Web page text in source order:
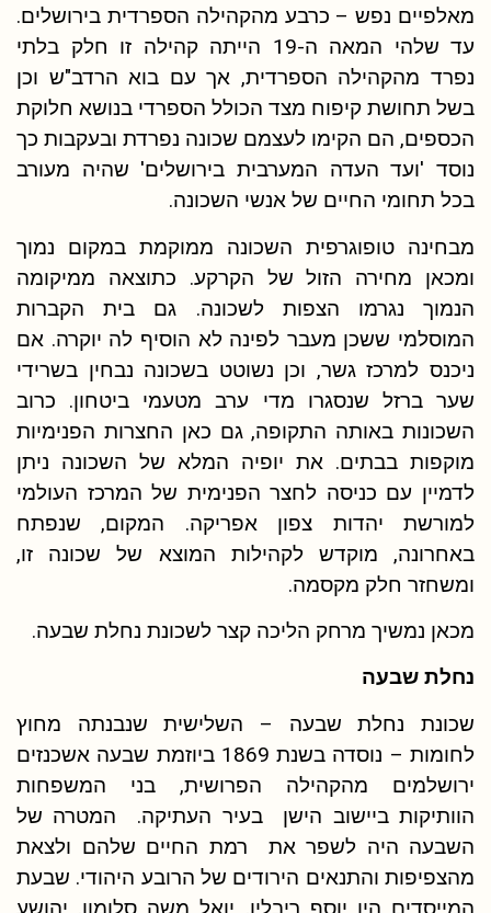
מאלפיים נפש – כרבע מהקהילה הספרדית בירושלים.
עד שלהי המאה ה-19 הייתה קהילה זו חלק בלתי
נפרד מהקהילה הספרדית, אך עם בוא הרדב"ש וכן
בשל תחושת קיפוח מצד הכולל הספרדי בנושא חלוקת
הכספים, הם הקימו לעצמם שכונה נפרדת ובעקבות כך
נוסד 'ועד העדה המערבית בירושלים' שהיה מעורב
בכל תחומי החיים של אנשי השכונה.
מבחינה טופוגרפית השכונה ממוקמת במקום נמוך
ומכאן מחירה הזול של הקרקע. כתוצאה ממיקומה
הנמוך נגרמו הצפות לשכונה. גם בית הקברות
המוסלמי ששכן מעבר לפינה לא הוסיף לה יוקרה. אם
ניכנס למרכז גשר, וכן נשוטט בשכונה נבחין בשרידי
שער ברזל שנסגרו מדי ערב מטעמי ביטחון. כרוב
השכונות באותה התקופה, גם כאן החצרות הפנימיות
מוקפות בבתים. את יופיה המלא של השכונה ניתן
לדמיין עם כניסה לחצר הפנימית של המרכז העולמי
למורשת יהדות צפון אפריקה. המקום, שנפתח
באחרונה, מוקדש לקהילות המוצא של שכונה זו,
ומשחזר חלק מקסמה.
מכאן נמשיך מרחק הליכה קצר לשכונת נחלת שבעה.
נחלת שבעה
שכונת נחלת שבעה – השלישית שנבנתה מחוץ
לחומות – נוסדה בשנת 1869 ביוזמת שבעה אשכנזים
ירושלמים מהקהילה הפרושית, בני המשפחות
הוותיקות ביישוב הישן בעיר העתיקה. המטרה של
השבעה היה לשפר את רמת החיים שלהם ולצאת
מהצפיפות והתנאים הירודים של הרובע היהודי. שבעת
המייסדים היו יוסף ריבלין, יואל משה סלומון, יהושע